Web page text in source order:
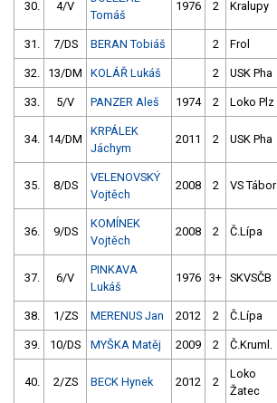
30. 4/V
Tomáš
1976 2 Kralupy
31. 7/DS BERAN Tobiáš 2 Frol
32. 13/DM KOLÁŘ Lukáš 2 USK Pha
33. 5/V PANZER Aleš 1974 2 Loko Plz
34. 14/DM
KRPÁLEK
Jáchym
2011 2 USK Pha
35. 8/DS
VELENOVSKÝ
Vojtěch
2008 2 VS Tábor
36. 9/DS
KOMÍNEK
Vojtěch
2008 2 Č.Lípa
37. 6/V
PINKAVA
Lukáš
1976 3+ SKVSČB
38. 1/ZS MERENUS Jan 2012 2 Č.Lípa
39. 10/DS MYŠKA Matěj 2009 2 Č.Kruml.
40. 2/ZS BECK Hynek 2012 2
Loko
Žatec